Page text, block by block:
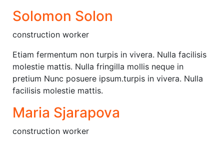
Solomon Solon
construction worker
Etiam fermentum non turpis in vivera. Nulla facilisis
molestie mattis. Nulla fringilla mollis neque in
pretium Nunc posuere ipsum.turpis in vivera. Nulla
facilisis molestie mattis.
Maria Sjarapova
construction worker